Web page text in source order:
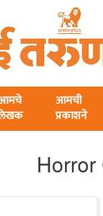
आमची
प्रकाशने